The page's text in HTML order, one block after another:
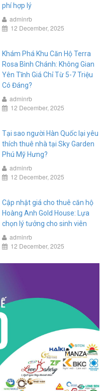
phí hợp lý
adminrb
12 December, 2025
Khám Phá Khu Căn Hộ Terra
Rosa Bình Chánh: Không Gian
Yên Tĩnh Giá Chỉ Từ 5-7 Triệu
Có Đáng?
adminrb
12 December, 2025
Tại sao người Hàn Quốc lại yêu
thích thuê nhà tại Sky Garden
Phú Mỹ Hưng?
adminrb
12 December, 2025
Cập nhật giá cho thuê căn hộ
Hoàng Anh Gold House: Lựa
chọn lý tưởng cho sinh viên
adminrb
12 December, 2025